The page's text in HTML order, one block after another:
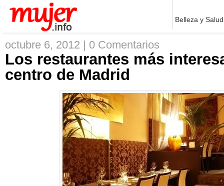
Belleza y Salud
octubre 6, 2012 | 0 Comentarios
Los restaurantes más
centro de Madrid